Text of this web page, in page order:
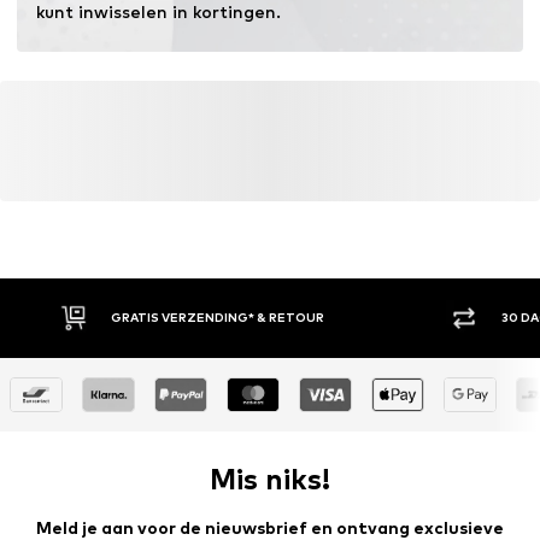
kunt inwisselen in kortingen.
GRATIS VERZENDING* & RETOUR 30
Mis niks!
Meld je aan voor de nieuwsbrief en ontvang exclusieve